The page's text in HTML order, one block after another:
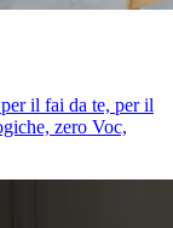
il fai da te, per il
zero Voc,